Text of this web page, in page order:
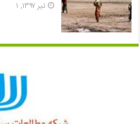
تیر ۱۳۹۷, ۱